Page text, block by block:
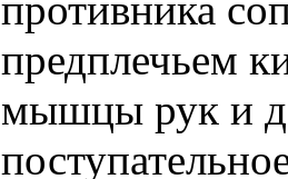
предплечьем
мышцы рук и